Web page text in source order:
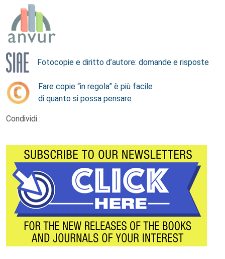
Fotocopie e diritto d’autore: domande e risposte
Fare copie “in regola” è più facile
di quanto si possa pensare
Condividi :